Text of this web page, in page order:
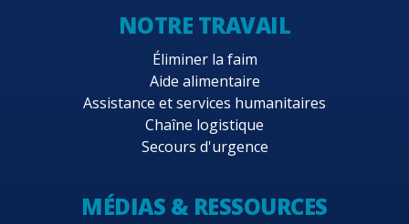
NOTRE TRAVAIL
Éliminer la faim
Aide alimentaire
Assistance et services humanitaires
Chaîne logistique
Secours d'urgence
MÉDIAS & RESSOURCES